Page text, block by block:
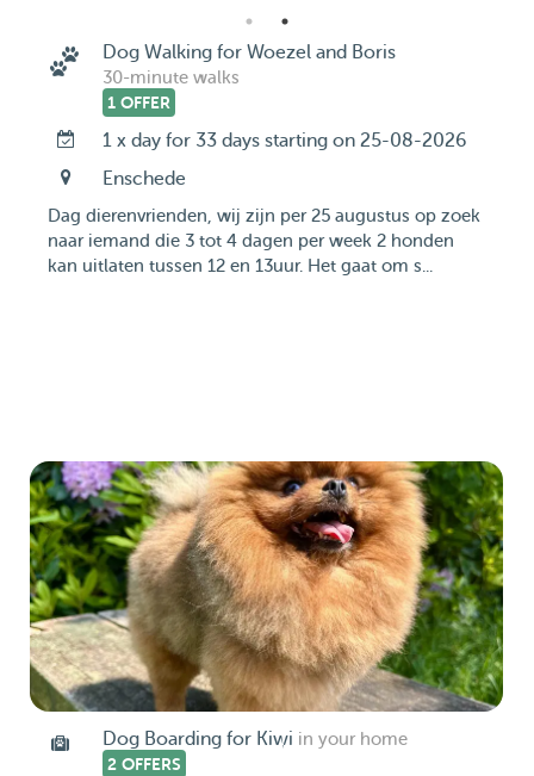
Dog Walking for Woezel and Boris
30-minute walks
1 OFFER
1 x day for 33 days starting on 25-08-2026
Enschede
Dag dierenvrienden, wij zijn per 25 augustus op zoek
naar iemand die 3 tot 4 dagen per week 2 honden
kan uitlaten tussen 12 en 13uur. Het gaat om s...
Dog Boarding for Kiwi in your home
2 OFFERS